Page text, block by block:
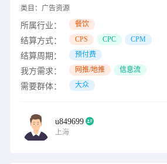
类目： 广告资源
所属行业： 餐饮
结算方式： CPS CPC CPM
结算周期： 预付费
我方需求： 网推/地推 信息流
需要群体： 大众
u849699
上海